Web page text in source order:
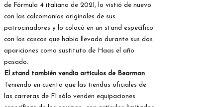
de Fórmula 4 italiana de 2021, lo vistió de nuevo
con las calcomanías originales de sus
patrocinadores y lo colocó en un stand específico
con los cascos que había llevado durante sus dos
apariciones como sustituto de Haas el año
pasado.
El stand también vendía artículos de Bearman.
Teniendo en cuenta que las tiendas oficiales de
las carreras de F1 sólo venden equipaciones